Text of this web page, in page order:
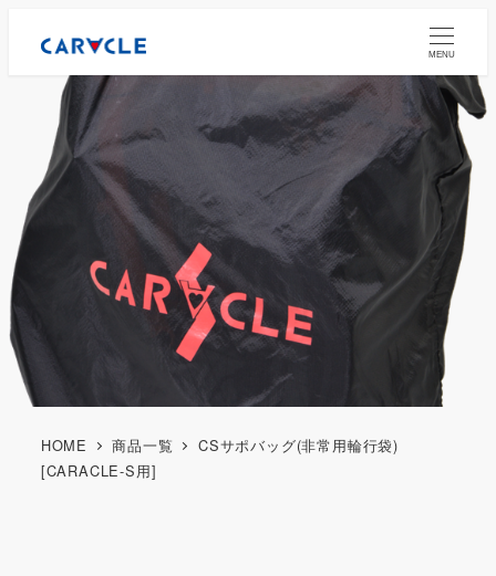
MENU
HOME 商品一覧
CSサポバッグ(非常用輪行袋)
[CARACLE-S用]